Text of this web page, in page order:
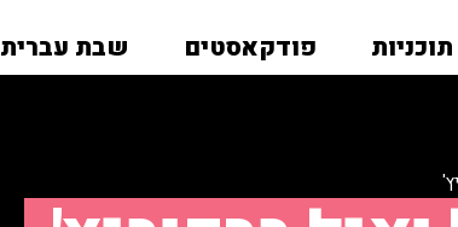
תוכניות פודקאסטים שבת עברית